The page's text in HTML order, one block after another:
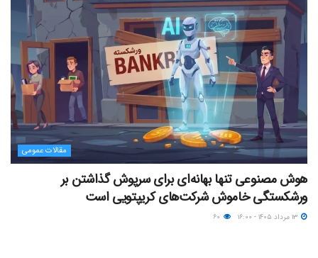
مقالات عمومی
هوش مصنوعی تنها بهانه‌ای برای سرپوش گذاشتن بر
ورشکستگی خاموش شرکت‌های کریپتویی است